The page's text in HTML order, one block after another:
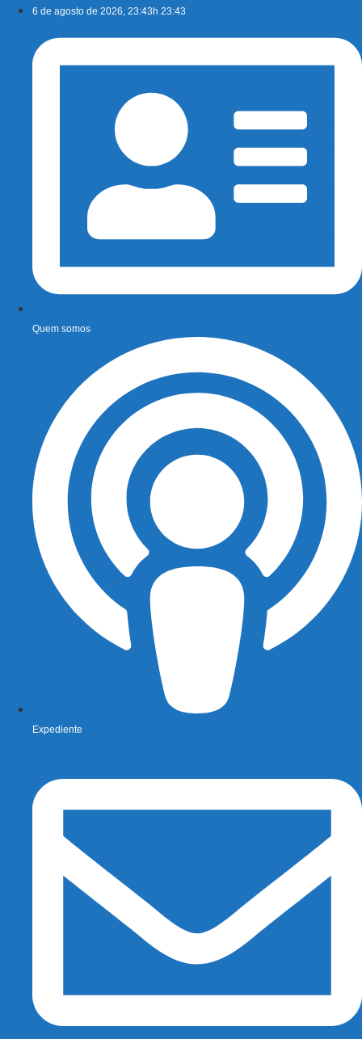
conteúdo
6 de agosto de 2026, 23:43h 23:43
Quem somos
Expediente